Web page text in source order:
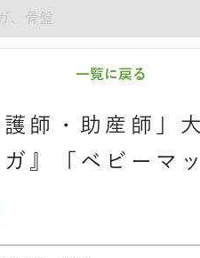
ガスタジオ概要
卒業生の声 養
ママヨガW通信 ベビー
ラインヨガ詳細 出張
一覧に戻る
師・助産師」
』「ベビーマ